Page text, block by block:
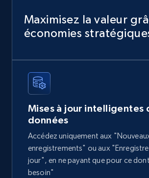
price, Currency, Availability, Reviews
more.
2.1K+
Home Depot US
URL, Domain, Country code, Model
Sku, Product id, Product name,
and more.
Maximisez la valeur
économies
Mises à jour intelligentes
données
Accédez uniquement aux
enregistrements" ou aux
jour", en ne payant que pour ce
besoin"